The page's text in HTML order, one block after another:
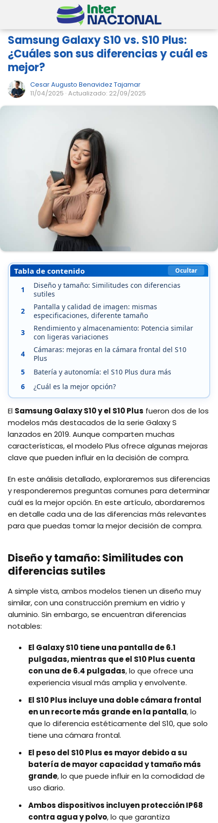
Samsung Galaxy S10 vs. S10 Plus:
¿Cuáles son sus diferencias y cuál es
mejor?
Cesar Augusto Benavidez Tajamar
11/04/2025 · Actualizado: 22/09/2025
Tabla de contenido Ocultar
1
Diseño y tamaño: Similitudes con diferencias
sutiles
2
Pantalla y calidad de imagen: mismas
especificaciones, diferente tamaño
3
Rendimiento y almacenamiento: Potencia similar
con ligeras variaciones
4
Cámaras: mejoras en la cámara frontal del S10
Plus
5
Batería y autonomía: el S10 Plus dura más
6
¿Cuál es la mejor opción?
El Samsung Galaxy S10 y el S10 Plus fueron dos de los
modelos más destacados de la serie Galaxy S
lanzados en 2019. Aunque comparten muchas
características, el modelo Plus ofrece algunas mejoras
clave que pueden influir en la decisión de compra.
En este análisis detallado, exploraremos sus diferencias
y responderemos preguntas comunes para determinar
cuál es la mejor opción. En este artículo, abordaremos
en detalle cada una de las diferencias más relevantes
para que puedas tomar la mejor decisión de compra.
Diseño y tamaño: Similitudes con
diferencias sutiles
A simple vista, ambos modelos tienen un diseño muy
similar, con una construcción premium en vidrio y
aluminio. Sin embargo, se encuentran diferencias
notables:
El Galaxy S10 tiene una pantalla de 6.1
pulgadas, mientras que el S10 Plus cuenta
con una de 6.4 pulgadas, lo que ofrece una
experiencia visual más amplia y envolvente.
El S10 Plus incluye una doble cámara frontal
en un recorte más grande en la pantalla, lo
que lo diferencia estéticamente del S10, que solo
tiene una cámara frontal.
El peso del S10 Plus es mayor debido a su
batería de mayor capacidad y tamaño más
grande, lo que puede influir en la comodidad de
uso diario.
Ambos dispositivos incluyen protección IP68
contra agua y polvo, lo que garantiza